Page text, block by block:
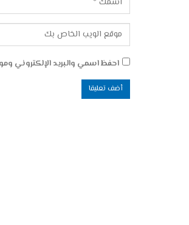
احفظ اسمي والبريد الإلكتروني